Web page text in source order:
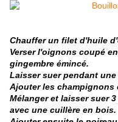
Chauffer un filet d'huile
Verser l'oignons coupé
gingembre émincé.
Laisser suer pendant une
Ajouter les champignons
Mélanger et laisser suer
avec une cuillère en bois.